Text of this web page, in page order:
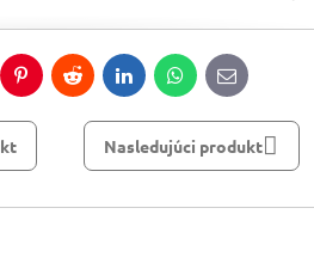
PinterestRedditLinkedInWhatsApp
E-
mail
Nasledujúci produkt